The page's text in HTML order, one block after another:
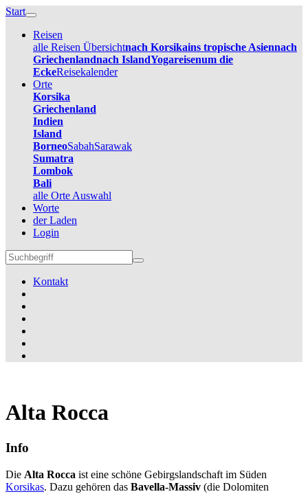
Start
Reisen
alle Reisen Übersichtnach Korsikains tropische Asiennach
Griechenlandnach IslandYogareisenum die
EckeReisekalender
Orte
Korsika
Griechenland
Indien
Island
BorneoSabahSarawak
Sumatra
Lombok
Bali
alle Orte Auswahl
Worte
der Laden
Login
Kontakt
Alta Rocca
Info
Die Alta Rocca ist eine schöne Gebirgslandschaft im Süden
Korsikas. Dazu gehören das Bavella-Massiv (die Dolomiten